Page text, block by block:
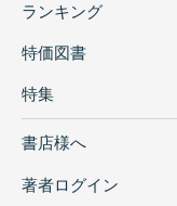
ランキング
特価図書
特集
書店様へ
著者ログイン